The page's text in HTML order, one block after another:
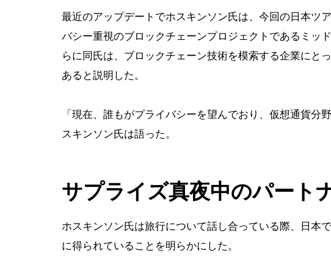
最近のアップデートでホスキンソン氏は、今回の日本ツ
バシー重視のブロックチェーンプロジェクトであるミッ
らに同氏は、ブロックチェーン技術を模索する企業にと
あると説明した。
「現在、誰もがプライバシーを望んでおり、仮想通貨分
スキンソン氏は語った。
サプライズ真夜中のパート
ホスキンソン氏は旅行について話し合っている際、日本
に得られていることを明らかにした。